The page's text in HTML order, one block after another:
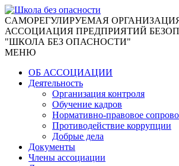
CАМОРЕГУЛИРУЕМАЯ
АССОЦИАЦИЯ ПРЕДПРИЯТИЙ
"ШКОЛА БЕЗ ОПАСНОСТИ"
МЕНЮ
ОБ АССОЦИАЦИИ
Деятельность
Организация контроля
Обучение кадров
Нормативно-правовое
Противодействие коррупции
Добрые дела
Документы
Члены ассоциации